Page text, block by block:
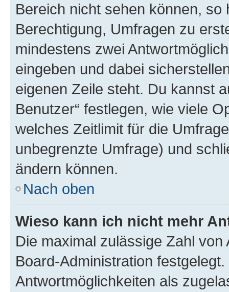
Bereich nicht sehen können,
Berechtigung, Umfragen zu
mindestens zwei
eingeben und dabei
eigenen Zeile steht. Du kannst
Benutzer“ festlegen, wie viele
welches Zeitlimit für die
unbegrenzte Umfrage) und
ändern können.
Nach oben
Wieso kann ich nicht mehr
Die maximal zulässige Zahl
Board-Administration
Antwortmöglichkeiten als